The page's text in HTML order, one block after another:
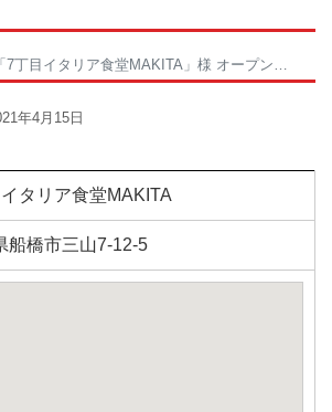
目イタリア食堂MAKITA」様 オープン致します。
年4月15日
タリア食堂MAKITA
船橋市三山7-12-5